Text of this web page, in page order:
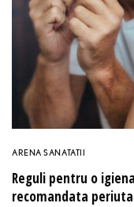
ARENA SANATATII
Reguli pentru o
recomandata